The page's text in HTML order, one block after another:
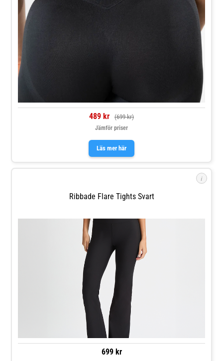
489 kr (699 kr)
Läs mer här
Jämför priser
i
Ribbade Flare Tights Svart
699 kr